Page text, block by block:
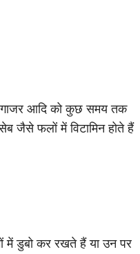
गाजर आदि को कुछ समय तक
जैसे फलों में विटामिन होते हैं
में डुबो कर रखते हैं या उन पर